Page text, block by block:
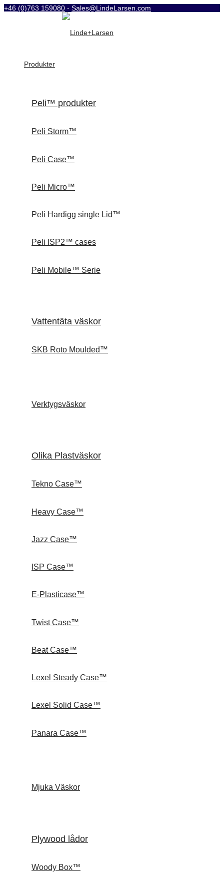
+46 (0)763 159080 - Sales@LindeLarsen.com
Produkter
Peli™ produkter
Peli Storm™
Peli Case™
Peli Micro™
Peli Hardigg single Lid™
Peli ISP2™ cases
Peli Mobile™ Serie
Vattentäta väskor
SKB Roto Moulded™
Verktygsväskor
Olika Plastväskor
Tekno Case™
Heavy Case™
Jazz Case™
ISP Case™
E-Plasticase™
Twist Case™
Beat Case™
Lexel Steady Case™
Lexel Solid Case™
Panara Case™
Mjuka Väskor
Plywood lådor
Woody Box™